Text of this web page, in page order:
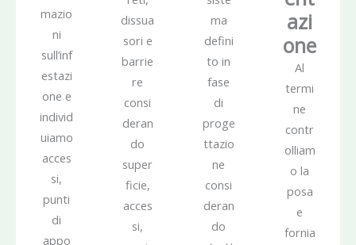
mazio
ni
sull’inf
estazi
one e
individ
uiamo
acces
si,
punti
di
appo
dissua
sori e
barrie
re
consi
deran
do
super
ficie,
acces
si,
ma
defini
to in
fase
di
proge
ttazio
ne
consi
deran
do
azi
one
Al
termi
ne
contr
olliam
o la
posa
e
fornia